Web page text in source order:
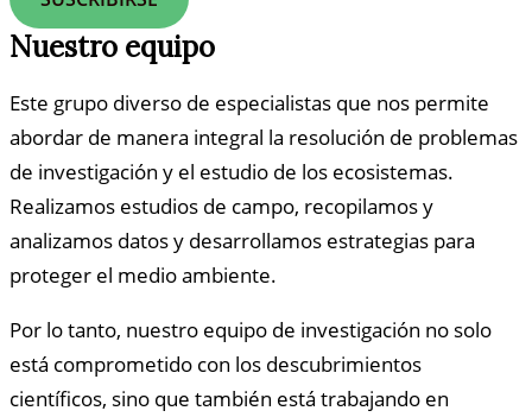
Nuestro equipo
Este grupo diverso de especialistas que nos permite
abordar de manera integral la resolución de problemas
de investigación y el estudio de los ecosistemas.
Realizamos estudios de campo, recopilamos y
analizamos datos y desarrollamos estrategias para
proteger el medio ambiente.
Por lo tanto, nuestro equipo de investigación no solo
está comprometido con los descubrimientos
científicos, sino que también está trabajando en